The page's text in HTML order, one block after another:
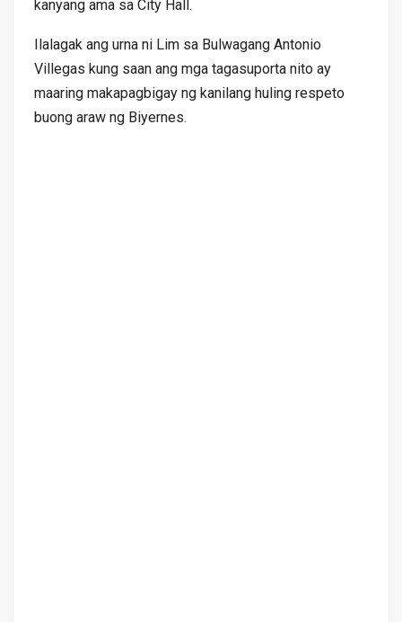
kanyang ama sa City Hall.
Ilalagak ang urna ni Lim sa Bulwagang Antonio
Villegas kung saan ang mga tagasuporta nito ay
maaring makapagbigay ng kanilang huling respeto
buong araw ng Biyernes.